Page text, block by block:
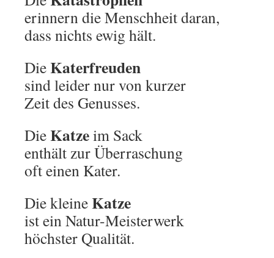
erinnern die Menschheit daran,
dass nichts ewig hält.
DieKaterfreuden
sind leider nur von kurzer
Zeit des Genusses.
DieKatzeim Sack
enthält zur Überraschung
oft einen Kater.
Die kleineKatze
ist ein Natur-Meisterwerk
höchster Qualität.